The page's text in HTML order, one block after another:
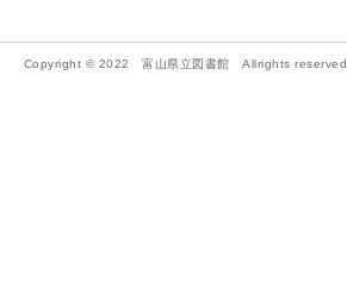
Copyright © 2022 富山県立図書館 Allrights reserved.